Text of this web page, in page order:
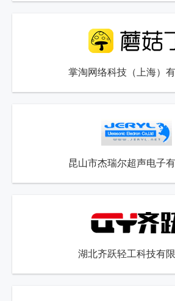
掌淘网络科技（上海）
昆山市杰瑞尔超声电子
湖北齐跃轻工科技有